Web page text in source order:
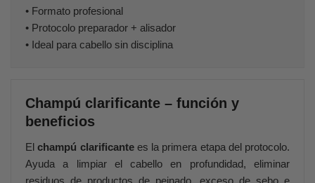
• Formato profesional
• Protocolo preparador + alisador
• Ideal para cabello sin disciplina
Champú clarificante – función y
beneficios
Elchampú clarificantees la primera etapa del protocolo.
Ayuda a limpiar el cabello en profundidad, eliminar
residuos de productos de peinado, exceso de sebo e